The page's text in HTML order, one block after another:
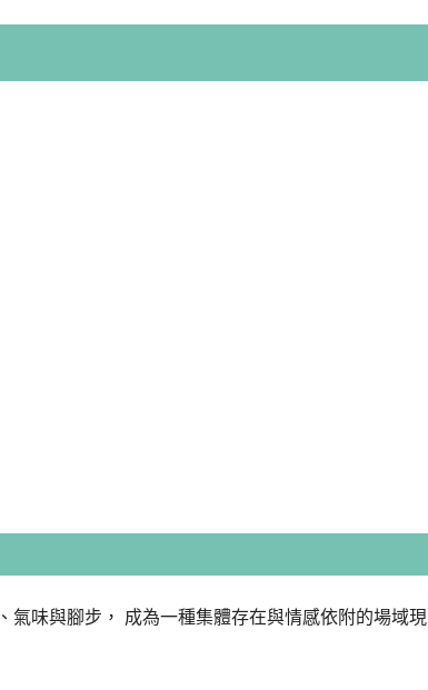
味與腳步， 成為一種集體存在與情感依附的場域現